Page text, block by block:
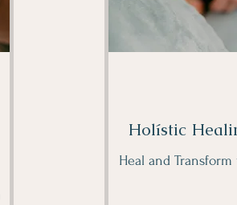
Holístic
Heal and